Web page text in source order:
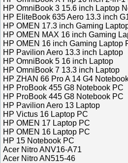
HP OmniBook 3 15.6 inch Laptop
HP EliteBook 635 Aero 13.3 inch
HP OMEN 17.3 inch Gaming
HP OMEN MAX 16 inch Gaming
HP OMEN 16 inch Gaming Laptop
HP Pavilion Aero 13.3 inch Laptop
HP OmniBook 5 16 inch Laptop
HP OmniBook 7 13.3 inch Laptop
HP ZHAN 66 Pro A 14 G4
HP ProBook 455 G8 Notebook PC
HP ProBook 445 G8 Notebook PC
HP Pavilion Aero 13 Laptop
HP Victus 16 Laptop PC
HP OMEN 17 Laptop PC
HP OMEN 16 Laptop PC
HP 15 Notebook PC
Acer Nitro ANV16-A71
Acer Nitro AN515-46